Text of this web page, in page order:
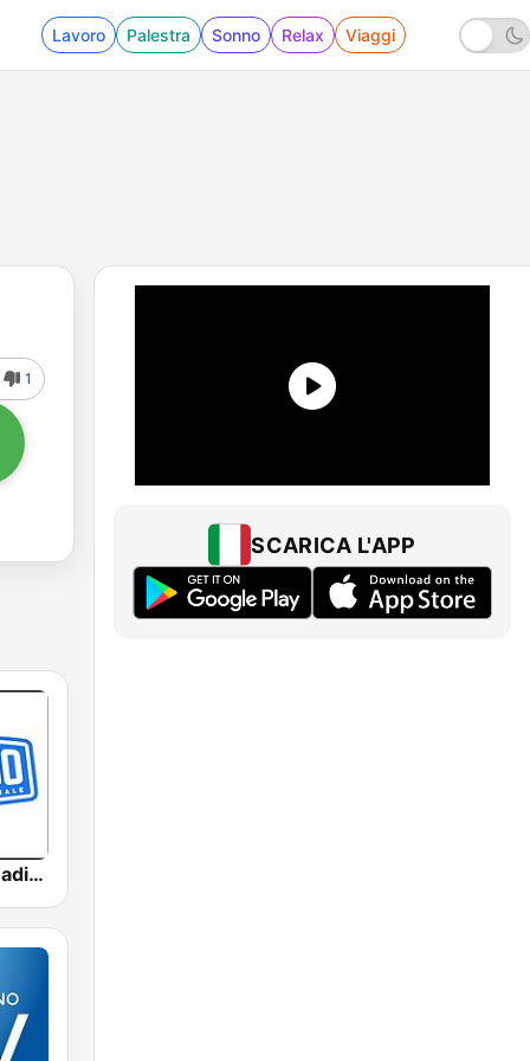
Lavoro Palestra Sonno Relax Viaggi
1
ANNi 90 La Radio Ufficiale
SCARICA L'APP